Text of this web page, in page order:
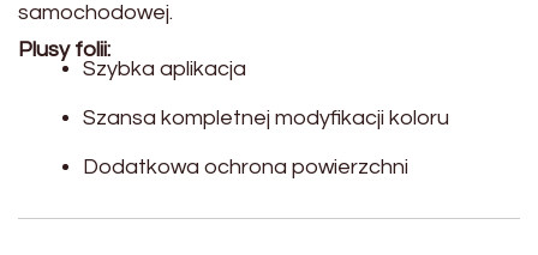
samochodowej.
Plusy folii:
Szybka aplikacja
Szansa kompletnej modyfikacji koloru
Dodatkowa ochrona powierzchni